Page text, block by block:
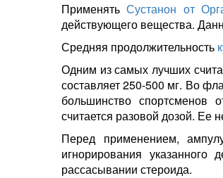
ПрименятьСустанон от
действующего вещества.
Средняя продолжительность
Одним из самых лучших
составляет 250-500 мг. Во
большинство спортсменов
считается разовой дозой. Ее
Перед применением,
игнорирования
рассасывании стероида.